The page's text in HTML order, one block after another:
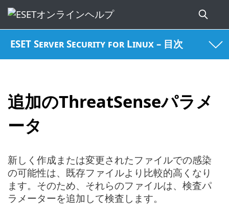
ESET Server Security for Linux – 目次
追加のThreatSenseパラメ
ータ
新しく作成または変更されたファイルでの感染
の可能性は、既存ファイルより比較的高くなり
ます。そのため、それらのファイルは、検査パ
ラメーターを追加して検査します。